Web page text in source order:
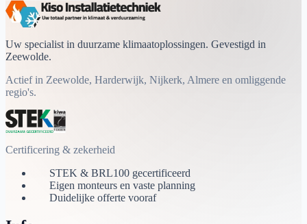
Uw specialist in duurzame klimaatoplossingen. Gevestigd in
Zeewolde.
Actief in Zeewolde, Harderwijk, Nijkerk, Almere en omliggende
regio's.
Certificering & zekerheid
STEK & BRL100 gecertificeerd
Eigen monteurs en vaste planning
Duidelijke offerte vooraf